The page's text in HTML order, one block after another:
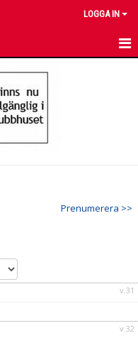
LOGGA IN
Prenumerera >>
v.31
v.32